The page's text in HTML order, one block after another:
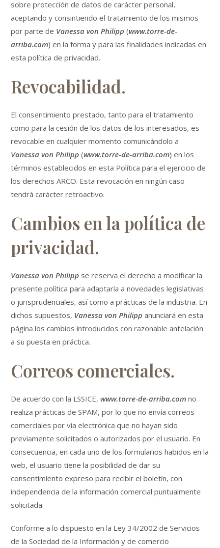
sobre protección de datos de carácter personal,
aceptando y consintiendo el tratamiento de los mismos
por parte de Vanessa von Philipp (www.torre-de-
arriba.com) en la forma y para las finalidades indicadas en
esta política de privacidad.
Revocabilidad.
El consentimiento prestado, tanto para el tratamiento
como para la cesión de los datos de los interesados, es
revocable en cualquier momento comunicándolo a
Vanessa von Philipp (www.torre-de-arriba.com) en los
términos establecidos en esta Política para el ejercicio de
los derechos ARCO. Esta revocación en ningún caso
tendrá carácter retroactivo.
Cambios en la política de
privacidad.
Vanessa von Philipp se reserva el derecho a modificar la
presente política para adaptarla a novedades legislativas
o jurisprudenciales, así como a prácticas de la industria. En
dichos supuestos, Vanessa von Philipp anunciará en esta
página los cambios introducidos con razonable antelación
a su puesta en práctica.
Correos comerciales.
De acuerdo con la LSSICE, www.torre-de-arriba.com no
realiza prácticas de SPAM, por lo que no envía correos
comerciales por vía electrónica que no hayan sido
previamente solicitados o autorizados por el usuario. En
consecuencia, en cada uno de los formularios habidos en la
web, el usuario tiene la posibilidad de dar su
consentimiento expreso para recibir el boletín, con
independencia de la información comercial puntualmente
solicitada.
Conforme a lo dispuesto en la Ley 34/2002 de Servicios
de la Sociedad de la Información y de comercio